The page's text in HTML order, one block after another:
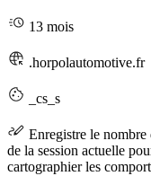
13 mois
.horpolautomotive.fr
_cs_s
Enregistre le nombre
de la session actuelle
cartographier les